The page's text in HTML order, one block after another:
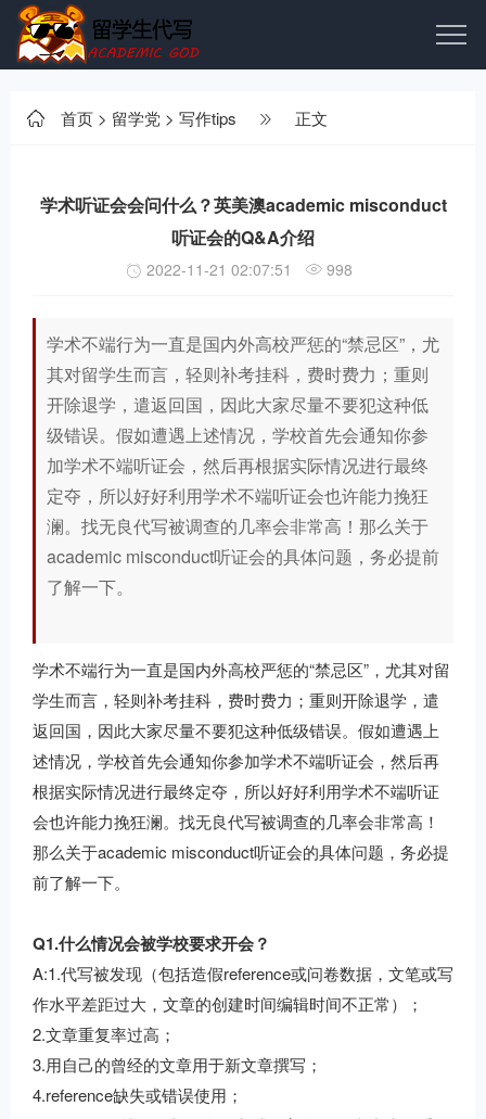
首页 > 留学党 > 写作tips 正文
学术听证会会问什么？英美澳academic misconduct
听证会的Q&A介绍
2022-11-21 02:07:51 998
学术不端行为一直是国内外高校严惩的“禁忌区”，尤
其对留学生而言，轻则补考挂科，费时费力；重则
开除退学，遣返回国，因此大家尽量不要犯这种低
级错误。假如遭遇上述情况，学校首先会通知你参
加学术不端听证会，然后再根据实际情况进行最终
定夺，所以好好利用学术不端听证会也许能力挽狂
澜。找无良代写被调查的几率会非常高！那么关于
academic misconduct听证会的具体问题，务必提前
了解一下。
学术不端行为一直是国内外高校严惩的“禁忌区”，尤其对留
学生而言，轻则补考挂科，费时费力；重则开除退学，遣
返回国，因此大家尽量不要犯这种低级错误。假如遭遇上
述情况，学校首先会通知你参加学术不端听证会，然后再
根据实际情况进行最终定夺，所以好好利用学术不端听证
会也许能力挽狂澜。找无良代写被调查的几率会非常高！
那么关于academic misconduct听证会的具体问题，务必提
前了解一下。
Q1.什么情况会被学校要求开会？
A:1.代写被发现（包括造假reference或问卷数据，文笔或写
作水平差距过大，文章的创建时间编辑时间不正常）；
2.文章重复率过高；
3.用自己的曾经的文章用于新文章撰写；
4.reference缺失或错误使用；